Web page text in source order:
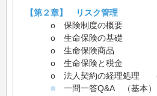
【第２章】 リスク管理
o 保険制度の概要
o 生命保険の基礎
o 生命保険商品
o 生命保険と税金
o 法人契約の経理処理
■ 一問一答Q&A （基本）